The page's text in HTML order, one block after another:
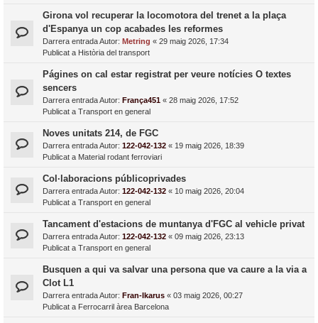
Girona vol recuperar la locomotora del trenet a la plaça
d'Espanya un cop acabades les reformes
Darrera entrada Autor: Metring « 29 maig 2026, 17:34
Publicat a Història del transport
Págines on cal estar registrat per veure notícies O textes
sencers
Darrera entrada Autor: França451 « 28 maig 2026, 17:52
Publicat a Transport en general
Noves unitats 214, de FGC
Darrera entrada Autor: 122-042-132 « 19 maig 2026, 18:39
Publicat a Material rodant ferroviari
Col·laboracions públicoprivades
Darrera entrada Autor: 122-042-132 « 10 maig 2026, 20:04
Publicat a Transport en general
Tancament d'estacions de muntanya d'FGC al vehicle privat
Darrera entrada Autor: 122-042-132 « 09 maig 2026, 23:13
Publicat a Transport en general
Busquen a qui va salvar una persona que va caure a la via a
Clot L1
Darrera entrada Autor: Fran-Ikarus « 03 maig 2026, 00:27
Publicat a Ferrocarril àrea Barcelona